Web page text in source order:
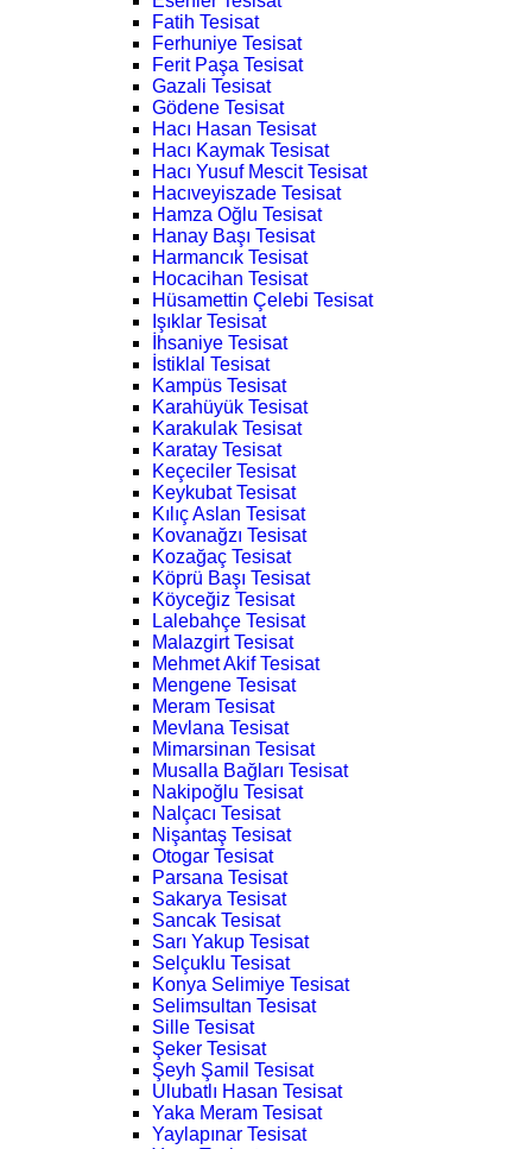
Fatih Tesisat
Ferhuniye Tesisat
Ferit Paşa Tesisat
Gazali Tesisat
Gödene Tesisat
Hacı Hasan Tesisat
Hacı Kaymak Tesisat
Hacı Yusuf Mescit Tesisat
Hacıveyiszade Tesisat
Hamza Oğlu Tesisat
Hanay Başı Tesisat
Harmancık Tesisat
Hocacihan Tesisat
Hüsamettin Çelebi Tesisat
Işıklar Tesisat
İhsaniye Tesisat
İstiklal Tesisat
Kampüs Tesisat
Karahüyük Tesisat
Karakulak Tesisat
Karatay Tesisat
Keçeciler Tesisat
Keykubat Tesisat
Kılıç Aslan Tesisat
Kovanağzı Tesisat
Kozağaç Tesisat
Köprü Başı Tesisat
Köyceğiz Tesisat
Lalebahçe Tesisat
Malazgirt Tesisat
Mehmet Akif Tesisat
Mengene Tesisat
Meram Tesisat
Mevlana Tesisat
Mimarsinan Tesisat
Musalla Bağları Tesisat
Nakipoğlu Tesisat
Nalçacı Tesisat
Nişantaş Tesisat
Otogar Tesisat
Parsana Tesisat
Sakarya Tesisat
Sancak Tesisat
Sarı Yakup Tesisat
Selçuklu Tesisat
Konya Selimiye Tesisat
Selimsultan Tesisat
Sille Tesisat
Şeker Tesisat
Şeyh Şamil Tesisat
Ulubatlı Hasan Tesisat
Yaka Meram Tesisat
Yaylapınar Tesisat